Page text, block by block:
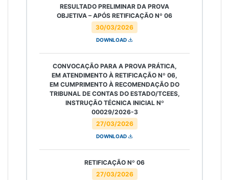
30/03/2026
RESULTADO PRELIMINAR DA PROVA
OBJETIVA – APÓS RETIFICAÇÃO Nº 06
DOWNLOAD
27/03/2026
CONVOCAÇÃO PARA A PROVA PRÁTICA,
EM ATENDIMENTO À RETIFICAÇÃO Nº 06,
EM CUMPRIMENTO À RECOMENDAÇÃO DO
TRIBUNAL DE CONTAS DO ESTADO/TCEES,
INSTRUÇÃO TÉCNICA INICIAL Nº
00029/2026-3
DOWNLOAD
27/03/2026
RETIFICAÇÃO Nº 06